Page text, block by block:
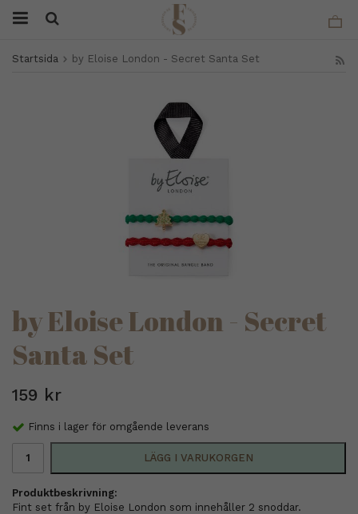
Startsida by Eloise London - Secret Santa Set
by Eloise London - Secret
Santa Set
159 kr
Finns i lager för omgående leverans
LÄGG I VARUKORGEN
Produktbeskrivning:
Fint set från by Eloise London som innehåller 2 snoddar.